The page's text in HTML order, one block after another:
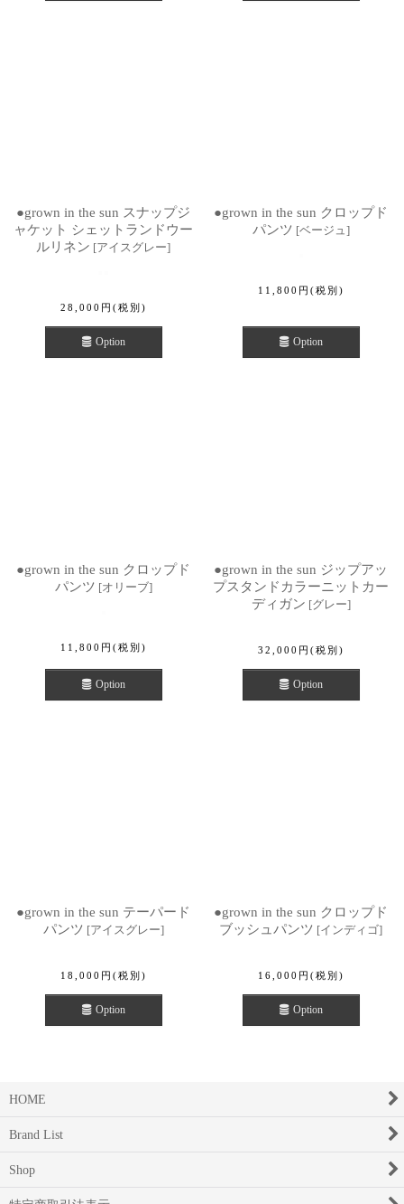
●grown in the sun スナップジ
ャケット シェットランドウー
ルリネン [アイスグレー]
28,000 円 (税別)
Option
●grown in the sun クロップド
パンツ [ベージュ ]
11,800 円 (税別)
Option
●grown in the sun クロップド
パンツ [オリーブ]
11,800 円 (税別)
Option
●grown in the sun ジップアッ
プスタンドカラーニットカー
ディガン [グレー]
32,000 円 (税別)
Option
●grown in the sun テーパード
パンツ [アイスグレー]
18,000 円 (税別)
Option
●grown in the sun クロップド
ブッシュパンツ [インディゴ]
16,000 円 (税別)
Option
HOME
Brand List
Shop